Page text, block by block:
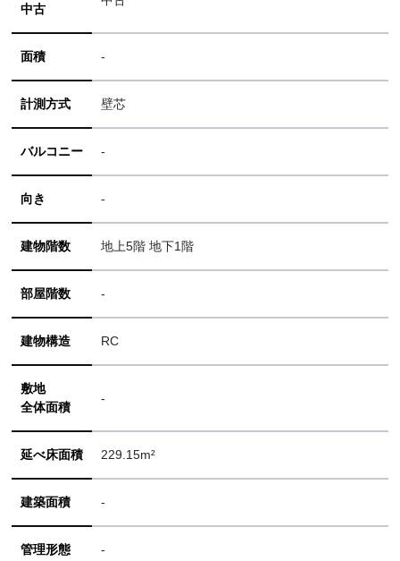
中古
面積 -
計測方式 壁芯
バルコニー -
向き -
建物階数 地上5階 地下1階
部屋階数 -
建物構造 RC
敷地
全体面積
-
延べ床面積 229.15m²
建築面積 -
管理形態 -